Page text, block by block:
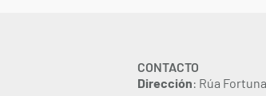
CONTACTO
Dirección: Rúa